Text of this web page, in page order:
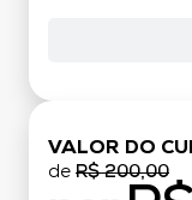
VALOR DO
de R$ 200,00